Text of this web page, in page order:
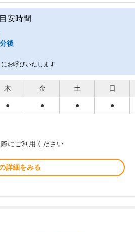
安時間
分後
にお呼びいたします
木 金 土 日
● ● ● ●
にご利用ください
詳細をみる